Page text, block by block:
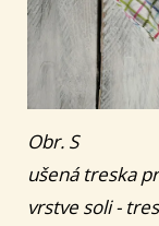
Obr. S
ušená treska
vrstve soli -